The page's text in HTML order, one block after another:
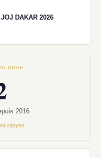
DAKAR 2026
2016
citoyen